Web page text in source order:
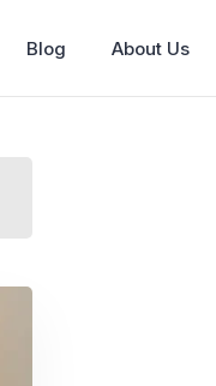
Blog About Us